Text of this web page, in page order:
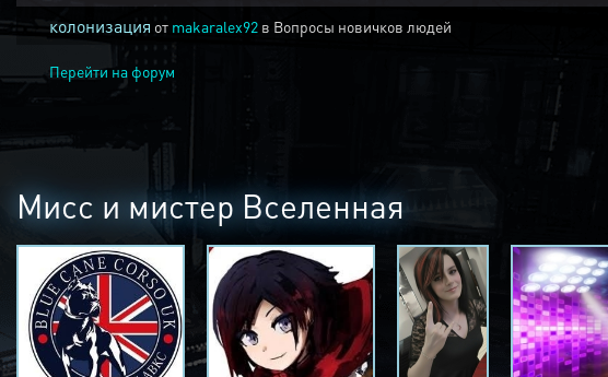
колонизация от makaralex92 в Вопросы новичков людей
Перейти на форум
Мисс и мистер Вселенная